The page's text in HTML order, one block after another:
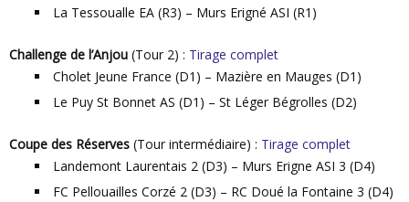
La Tessoualle EA (R3) – Murs Erigné ASI (R1)
Challenge de l’Anjou (Tour 2) : Tirage complet
Cholet Jeune France (D1) – Mazière en Mauges (D1)
Le Puy St Bonnet AS (D1) – St Léger Bégrolles (D2)
Coupe des Réserves (Tour intermédiaire) : Tirage complet
Landemont Laurentais 2 (D3) – Murs Erigne ASI 3 (D4)
FC Pellouailles Corzé 2 (D3) – RC Doué la Fontaine 3 (D4)